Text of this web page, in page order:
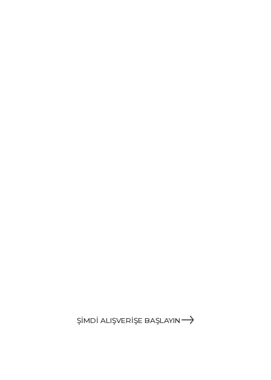
ŞİMDİ ALIŞVERİŞE BAŞLAYIN